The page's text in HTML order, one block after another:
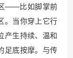
——比如脚掌前
。当你穿上它行
产生持续、温和
足底按摩。与传